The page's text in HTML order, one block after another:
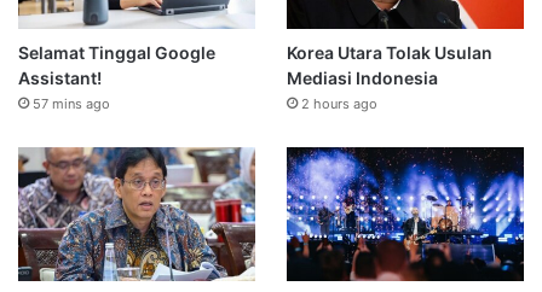
Selamat Tinggal Google
Assistant!
57 mins ago
Korea Utara Tolak Usulan
Mediasi Indonesia
2 hours ago